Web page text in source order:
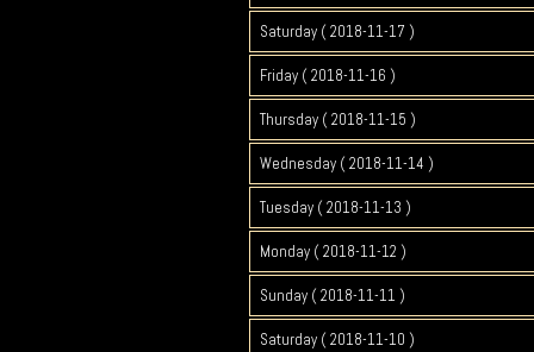
Saturday ( 2018-11-17 )
Friday ( 2018-11-16 )
Thursday ( 2018-11-15 )
Wednesday ( 2018-11-14 )
Tuesday ( 2018-11-13 )
Monday ( 2018-11-12 )
Sunday ( 2018-11-11 )
Saturday ( 2018-11-10 )